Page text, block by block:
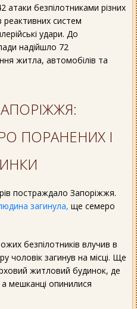
атаки безпілотниками різних
реактивних систем
удари. До
надійшло 72
житла, автомобілів та
ПОРАНЕНИХ І
постраждало Запоріжжя.
загинула, ще семеро
безпілотників влучив в
чоловік загинув на місці. Ще
житловий будинок, де
мешканці опинилися